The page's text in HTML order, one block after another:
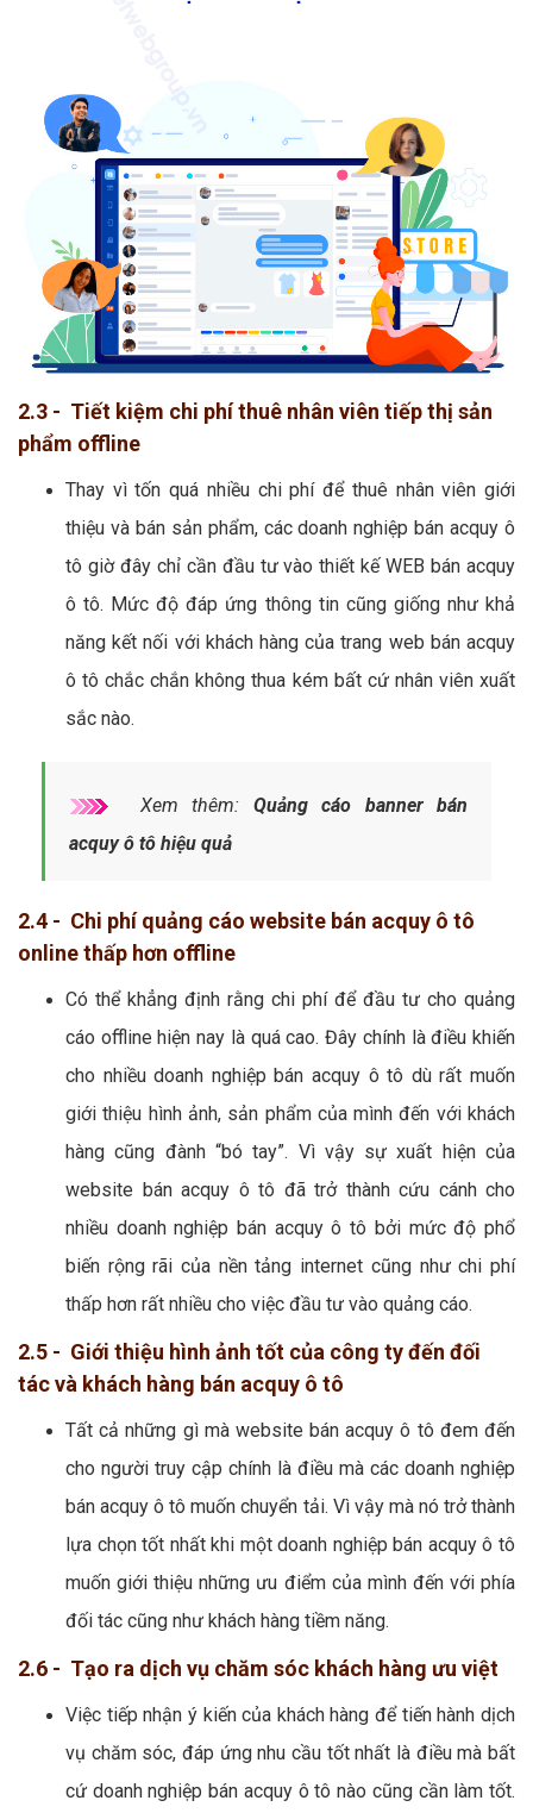
2.3 - Tiết kiệm chi phí thuê nhân viên tiếp thị sản
phẩm offline
Thay vì tốn quá nhiều chi phí để thuê nhân viên giới
thiệu và bán sản phẩm, các doanh nghiệp bán acquy ô
tô giờ đây chỉ cần đầu tư vào thiết kế WEB bán acquy
ô tô. Mức độ đáp ứng thông tin cũng giống như khả
năng kết nối với khách hàng của trang web bán acquy
ô tô chắc chắn không thua kém bất cứ nhân viên xuất
sắc nào.
Xem thêm: Quảng cáo banner bán
acquy ô tô hiệu quả
2.4 - Chi phí quảng cáo website bán acquy ô tô
online thấp hơn offline
Có thể khẳng định rằng chi phí để đầu tư cho quảng
cáo offline hiện nay là quá cao. Đây chính là điều khiến
cho nhiều doanh nghiệp bán acquy ô tô dù rất muốn
giới thiệu hình ảnh, sản phẩm của mình đến với khách
hàng cũng đành “bó tay”. Vì vậy sự xuất hiện của
website bán acquy ô tô đã trở thành cứu cánh cho
nhiều doanh nghiệp bán acquy ô tô bởi mức độ phổ
biến rộng rãi của nền tảng internet cũng như chi phí
thấp hơn rất nhiều cho việc đầu tư vào quảng cáo.
2.5 - Giới thiệu hình ảnh tốt của công ty đến đối
tác và khách hàng bán acquy ô tô
Tất cả những gì mà website bán acquy ô tô đem đến
cho người truy cập chính là điều mà các doanh nghiệp
bán acquy ô tô muốn chuyển tải. Vì vậy mà nó trở thành
lựa chọn tốt nhất khi một doanh nghiệp bán acquy ô tô
muốn giới thiệu những ưu điểm của mình đến với phía
đối tác cũng như khách hàng tiềm năng.
2.6 - Tạo ra dịch vụ chăm sóc khách hàng ưu việt
Việc tiếp nhận ý kiến của khách hàng để tiến hành dịch
vụ chăm sóc, đáp ứng nhu cầu tốt nhất là điều mà bất
cứ doanh nghiệp bán acquy ô tô nào cũng cần làm tốt.